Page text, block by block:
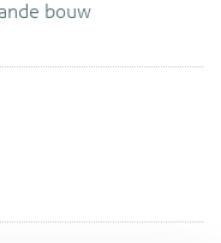
ca. 1 kilometer
bouw